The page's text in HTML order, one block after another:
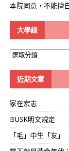
本院同意，不能擅
大學線
大
近期文章
家在宏志
BUSK明文規定
「毛」中生「友」